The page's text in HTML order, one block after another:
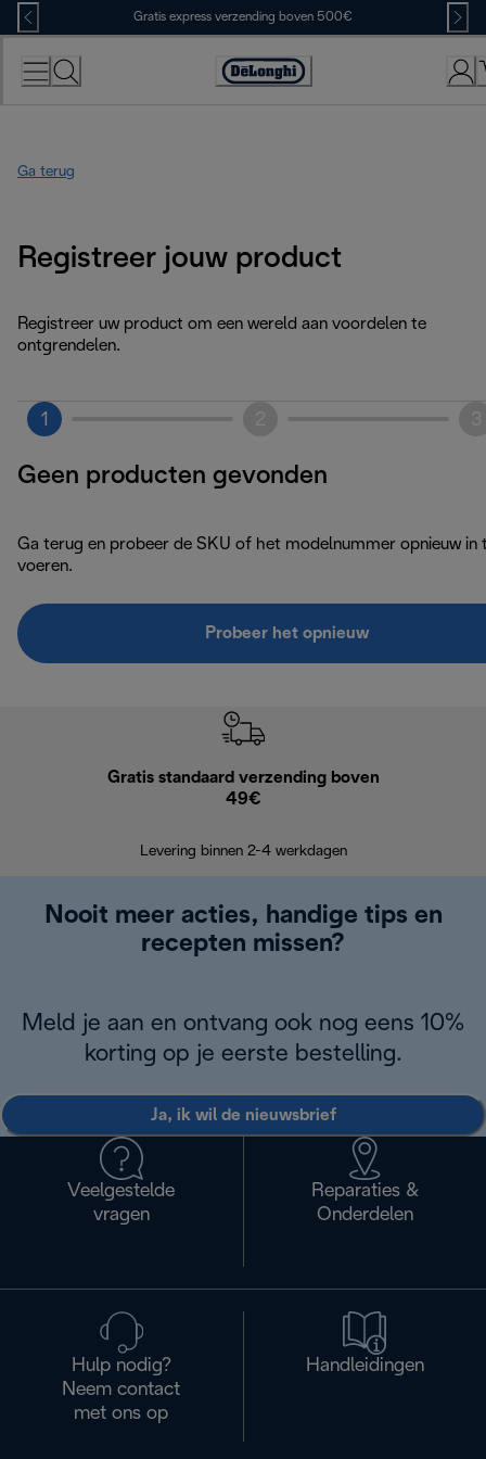
Skip
to
Content
Gratis express verzending boven 500€
Accessibility
Ga terug
Registreer jouw product
Registreer uw product om een wereld aan voordelen te
ontgrendelen.
1
Geen producten gevonden
Ga terug en probeer de SKU of het modelnummer opnieuw in
voeren.
Probeer het opnieuw
Gratis standaard verzending boven
49€
Levering binnen 2-4 werkdagen
Nooit meer acties, handige tips en
recepten missen?
Meld je aan en ontvang ook nog eens 10%
korting op je eerste bestelling.
Ja, ik wil de nieuwsbrief
Veelgestelde
vragen
Reparaties &
Onderdelen
Hulp nodig?
Neem contact
met ons op
Handleidingen